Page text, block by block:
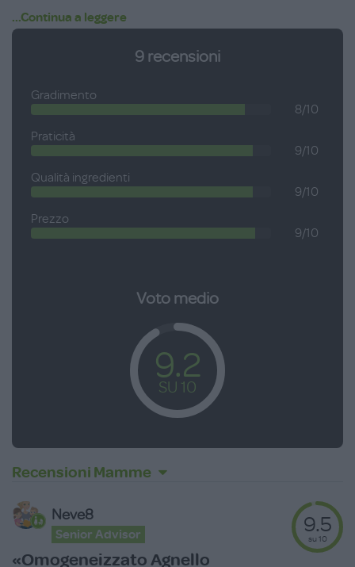
proveniente da allevamenti biologici selezionati e certificati,
senza l’utilizzo di OGM, fitofarmaci e fertilizzanti di sintesi
chimica. Dai 4 mesi in poi.
...Continua a leggere
9 recensioni
Gradimento
8/10
Praticità
9/10
Qualità ingredienti
9/10
Prezzo
9/10
Voto medio
9.2
SU 10
Recensioni Mamme
Neve8
Senior Advisor
«Omogeneizzato Agnello
9.5
su 10